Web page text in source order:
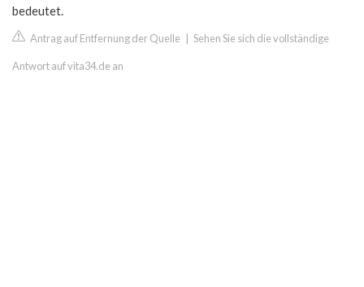
bedeutet.
Antrag auf Entfernung der Quelle Sehen Sie sich die vollständige
Antwort auf vita34.de an